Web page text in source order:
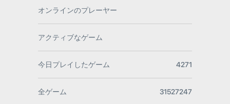
オンラインのプレーヤー
アクティブなゲーム
今日プレイしたゲーム 4271
全ゲーム 31527247